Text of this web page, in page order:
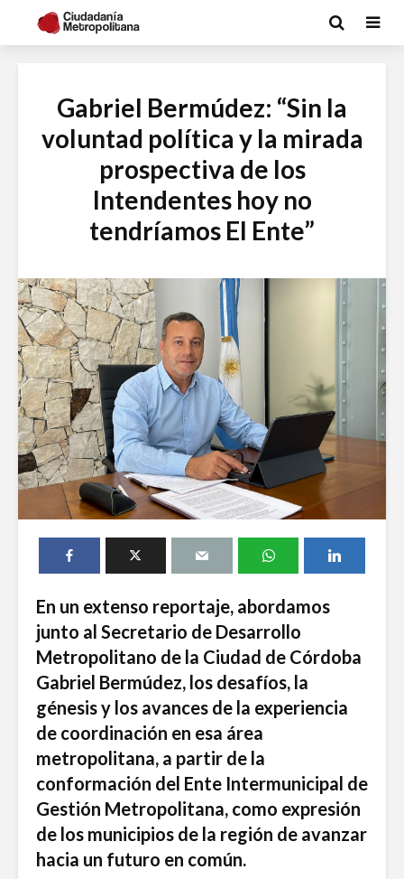
Gabriel Bermúdez: “Sin la
voluntad política y la mirada
prospectiva de los
Intendentes hoy no
tendríamos El Ente”
En un extenso reportaje, abordamos
junto al Secretario de Desarrollo
Metropolitano de la Ciudad de Córdoba
Gabriel Bermúdez, los desafíos, la
génesis y los avances de la experiencia
de coordinación en esa área
metropolitana, a partir de la
conformación del Ente Intermunicipal de
Gestión Metropolitana, como expresión
de los municipios de la región de avanzar
hacia un futuro en común.